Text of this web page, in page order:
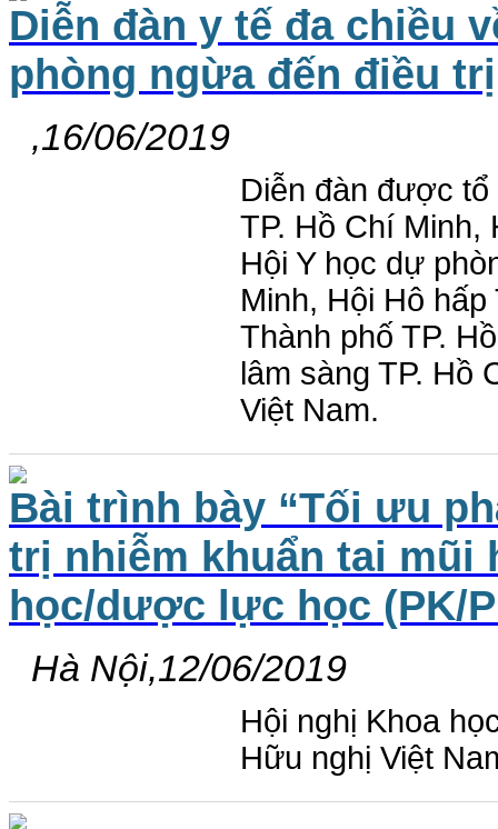
Diễn đàn y tế đa chiều
phòng ngừa đến điều trị
,16/06/2019
Diễn đàn được
TP. Hồ Chí Minh,
Hội Y học dự
Minh, Hội Hô
Thành phố TP.
lâm sàng TP. Hồ
Việt Nam.
Bài trình bày “Tối ưu
trị nhiễm khuẩn tai
học/dược lực học (PK/
Hà Nội,12/06/2019
Hội nghị Khoa
Hữu nghị Việt